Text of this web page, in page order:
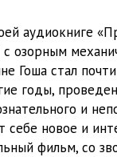
аудиокниге
озорным
Гоша стал
годы,
и
новое и
фильм, со